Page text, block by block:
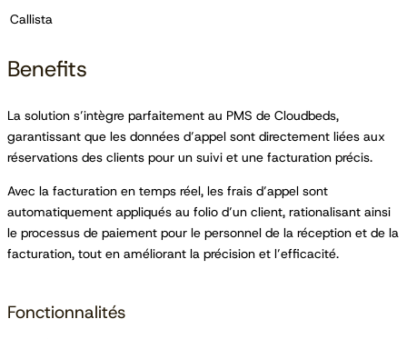
Callista
Benefits
La solution s’intègre parfaitement au PMS de Cloudbeds,
garantissant que les données d’appel sont directement liées aux
réservations des clients pour un suivi et une facturation précis.
Avec la facturation en temps réel, les frais d’appel sont
automatiquement appliqués au folio d’un client, rationalisant ainsi
le processus de paiement pour le personnel de la réception et de la
facturation, tout en améliorant la précision et l’efficacité.
Fonctionnalités